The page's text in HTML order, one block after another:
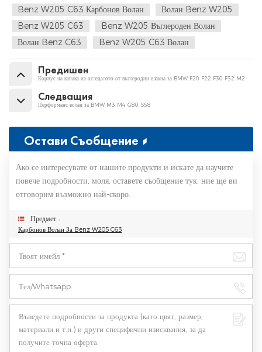
Benz W205 C63 Карбонов Волан
Волан Benz W205
Benz W205 C63
Benz W205 Въглероден Волан
Волан Benz C63
Benz W205 C63 Волан
Предишен
Корпус на капака на огледалото от въглеродни влакна за BMW F20 F22 F30 F32 M2
Следващия
Перформанс волан за BMW M3 M4 G80 S58
Остави Съобщение
Ако се интересувате от нашите продукти и искате да научите
повече подробности, моля, оставете съобщение тук, ние ще ви
отговорим възможно най-скоро.
Предмет :
Карбонов Волан За Benz W205 C63